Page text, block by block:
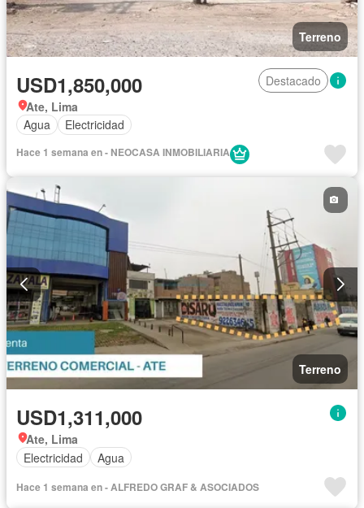
Terreno
USD1,850,000
Destacado
Ate, Lima
Agua
Electricidad
Hace 1 semana en - NEOCASA INMOBILIARIA
Terreno
USD1,311,000
Ate, Lima
Electricidad
Agua
Hace 1 semana en - ALFREDO GRAF & ASOCIADOS